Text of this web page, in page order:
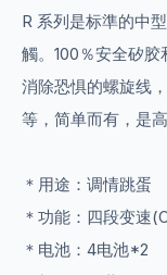
R 系列是标準的中
觸。100％安全矽胶
消除恐惧的螺旋线
等，简单而有，是
＊用途：调情跳蛋
＊功能：四段变
＊电池：4电池*2